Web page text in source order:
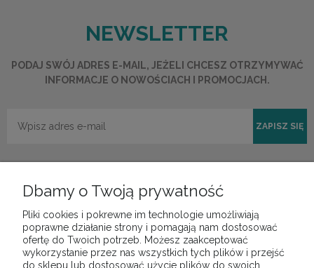
NEWSLETTER
PODAJ SWÓJ ADRES E-MAIL, JEŻELI CHCESZ OTRZYMYWAĆ
INFORMACJE O NOWOŚCIACH I PROMOCJACH.
ZAPISZ SIĘ
POMOC
Dbamy o Twoją prywatność
Pliki cookies i pokrewne im technologie umożliwiają
poprawne działanie strony i pomagają nam dostosować
ofertę do Twoich potrzeb. Możesz zaakceptować
wykorzystanie przez nas wszystkich tych plików i przejść
do sklepu lub dostosować użycie plików do swoich